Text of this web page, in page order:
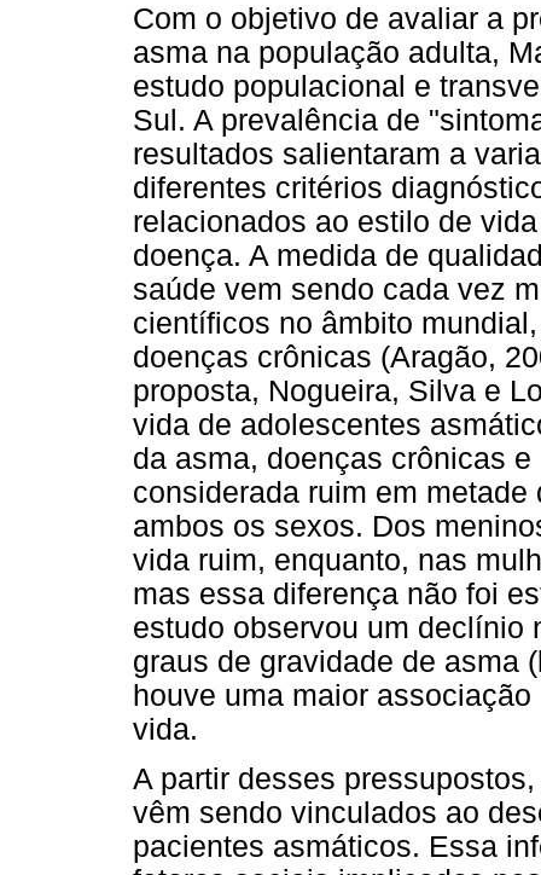
Com o objetivo de avaliar a
asma na população adulta,
estudo populacional e
Sul. A prevalência de
resultados salientaram a
diferentes critérios
relacionados ao estilo de
doença. A medida de
saúde vem sendo cada vez
científicos no âmbito
doenças crônicas (Aragão,
proposta, Nogueira, Silva e
vida de adolescentes
da asma, doenças crônicas
considerada ruim em
ambos os sexos. Dos
vida ruim, enquanto, nas
mas essa diferença não foi
estudo observou um declínio
graus de gravidade de asma
houve uma maior
vida.
A partir desses
vêm sendo vinculados ao
pacientes asmáticos. Essa